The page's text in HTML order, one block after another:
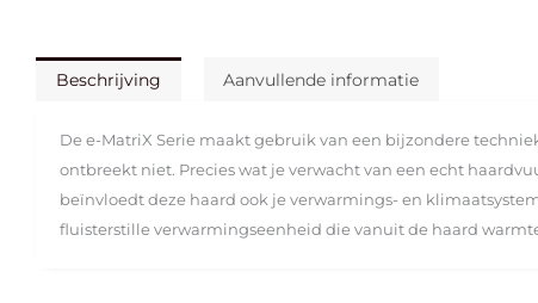
Beschrijving Aanvullende informatie
De e-MatriX Serie maakt gebruik van een bijzondere
ontbreekt niet. Precies wat je verwacht van een echt
beïnvloedt deze haard ook je verwarmings- en
fluisterstille verwarmingseenheid die vanuit de haard